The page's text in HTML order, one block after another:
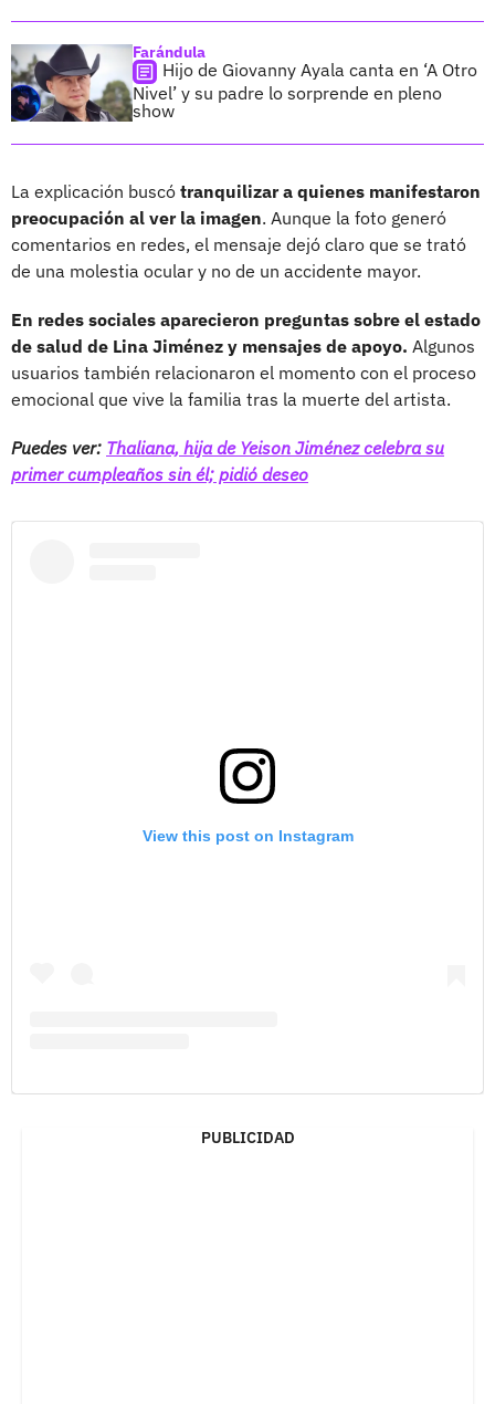
Farándula
Hijo de Giovanny Ayala canta en ‘A Otro
Nivel’ y su padre lo sorprende en pleno
show
La explicación buscó tranquilizar a quienes manifestaron
preocupación al ver la imagen. Aunque la foto generó
comentarios en redes, el mensaje dejó claro que se trató
de una molestia ocular y no de un accidente mayor.
En redes sociales aparecieron preguntas sobre el estado
de salud de Lina Jiménez y mensajes de apoyo. Algunos
usuarios también relacionaron el momento con el proceso
emocional que vive la familia tras la muerte del artista.
Puedes ver: Thaliana, hija de Yeison Jiménez celebra su
primer cumpleaños sin él; pidió deseo
View this post on Instagram
PUBLICIDAD